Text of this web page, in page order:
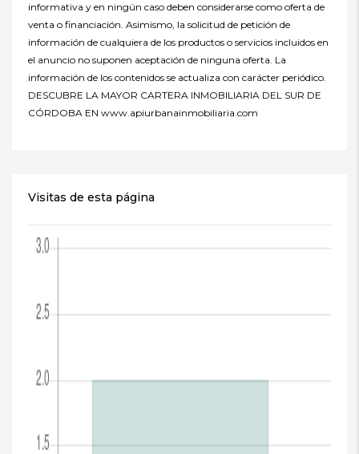
informativa y en ningún caso deben considerarse como oferta de
venta o financiación. Asimismo, la solicitud de petición de
información de cualquiera de los productos o servicios incluidos en
el anuncio no suponen aceptación de ninguna oferta. La
información de los contenidos se actualiza con carácter periódico.
DESCUBRE LA MAYOR CARTERA INMOBILIARIA DEL SUR DE
CÓRDOBA EN www.apiurbanainmobiliaria.com
Visitas de esta página